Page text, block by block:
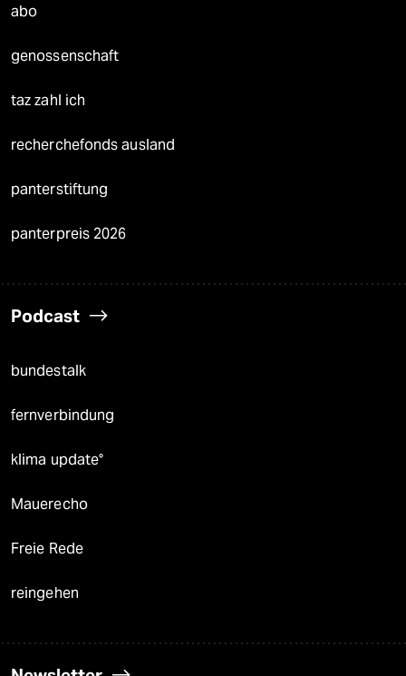
abo
genossenschaft
taz zahl ich
recherchefonds ausland
panterstiftung
panterpreis 2026
Podcast
bundestalk
fernverbindung
klima update°
Mauerecho
Freie Rede
reingehen